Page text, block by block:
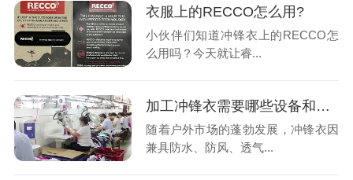
衣服上的RECCO怎么用?
小伙伴们知道冲锋衣上的RECCO怎
么用吗？今天就让睿...
加工冲锋衣需要哪些设备和技术?
随着户外市场的蓬勃发展，冲锋衣因
兼具防水、防风、透气...